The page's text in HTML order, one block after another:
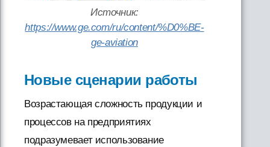
Источник:
https://www.ge.com/ru/content/%D0%BE-
ge-aviation
Новые сценарии работы
Возрастающая сложность продукции и
процессов на предприятиях
подразумевает использование